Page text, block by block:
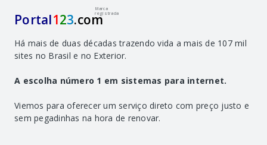
Portal123.com
Marca
registrada
Há mais de duas décadas trazendo vida a mais de 107 mil
sites no Brasil e no Exterior.
A escolha número 1 em sistemas para internet.
Viemos para oferecer um serviço direto com preço justo e
sem pegadinhas na hora de renovar.